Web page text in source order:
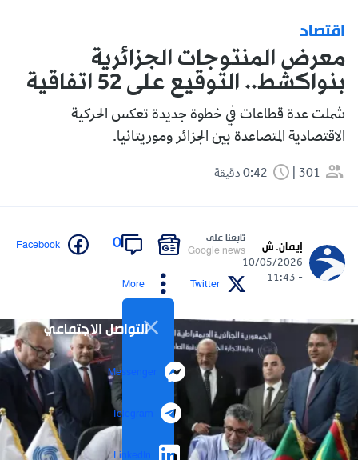
اقتصاد
معرض المنتوجات الجزائرية
بنواكشط.. التوقيع على 52 اتفاقية
شملت عدة قطاعات في خطوة جديدة تعكس الحركية
الاقتصادية المتصاعدة بين الجزائر وموريتانيا.
301
إيمان. ش
10/05/2026
- 11:43
تابعنا على
Google news
0
Facebook
Twitter
More
التواصل الاجتماعي
Messenger
Telegram
LinkedIn